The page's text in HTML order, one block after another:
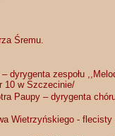
Śremu.
dyrygenta zespołu
10 w Szczecinie/
Paupy – dyrygenta
Wietrzyńskiego - flecisty